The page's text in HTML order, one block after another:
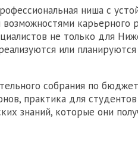
ниша с
карьерного
не только для
или планируются
собрания по
практика для студентов
знаний, которые они